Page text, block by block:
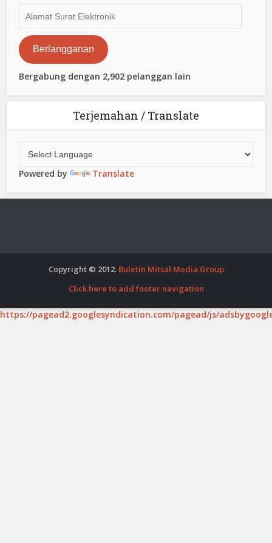
Surat
Elektronik
Berlangganan
Bergabung dengan 2,902 pelanggan lain
Terjemahan / Translate
Powered by Translate
Copyright © 2012. Buletin Mitsal Media Group
Click here to add footer navigation
https://pagead2.googlesyndication.com/pagead/js/